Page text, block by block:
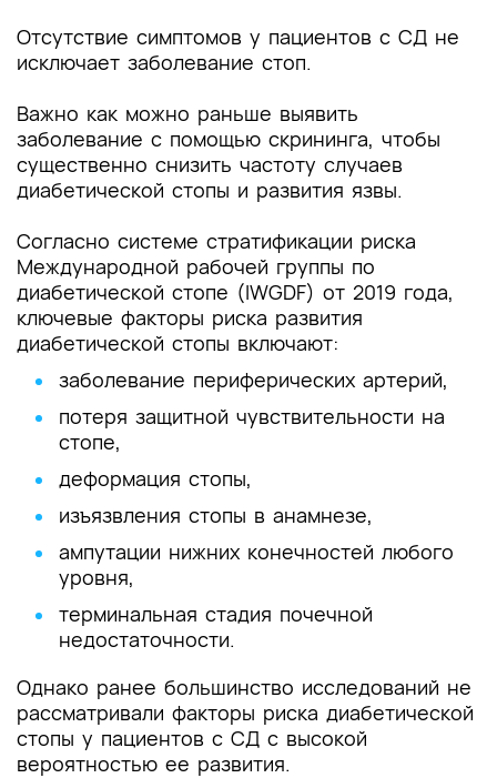
Отсутствие симптомов у пациентов с СД не
исключает заболевание стоп.
Важно как можно раньше выявить
заболевание с помощью скрининга, чтобы
существенно снизить частоту случаев
диабетической стопы и развития язвы.
Согласно системе стратификации риска
Международной рабочей группы по
диабетической стопе (IWGDF) от 2019 года,
ключевые факторы риска развития
диабетической стопы включают:
заболевание периферических артерий,
потеря защитной чувствительности на
стопе,
деформация стопы,
изъязвления стопы в анамнезе,
ампутации нижних конечностей любого
уровня,
терминальная стадия почечной
недостаточности.
Однако ранее большинство исследований не
рассматривали факторы риска диабетической
стопы у пациентов с СД с высокой
вероятностью ее развития.